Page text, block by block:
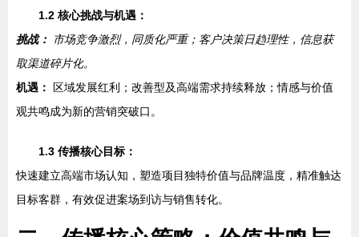
1.2 核心挑战与机遇：
挑战：
市场竞争激烈，同质化严重；客户决策日趋理性，信息获
取渠道碎片化。
机遇：
区域发展红利；改善型及高端需求持续释放；情感与价值
观共鸣成为新的营销突破口。
1.3 传播核心目标：
快速建立高端市场认知，塑造项目独特价值与品牌温度，精准触达
目标客群，有效促进案场到访与销售转化。